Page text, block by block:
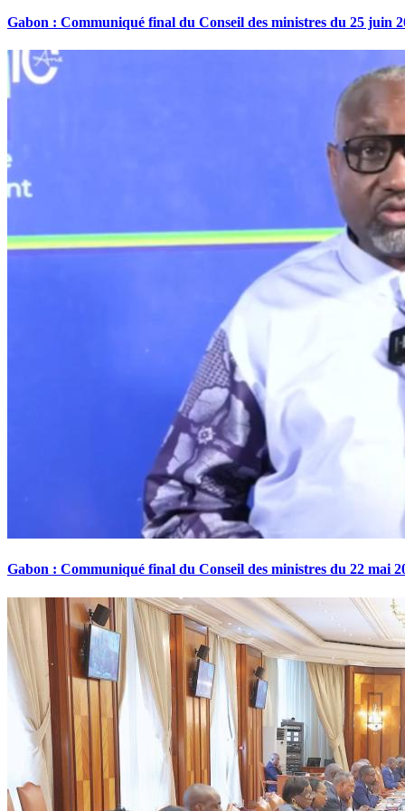
Gabon : Communiqué final du Conseil des ministres du 25 juin
Gabon : Communiqué final du Conseil des ministres du 22 mai